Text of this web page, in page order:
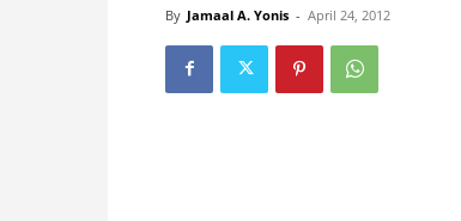
By Jamaal A. Yonis - April 24, 2012